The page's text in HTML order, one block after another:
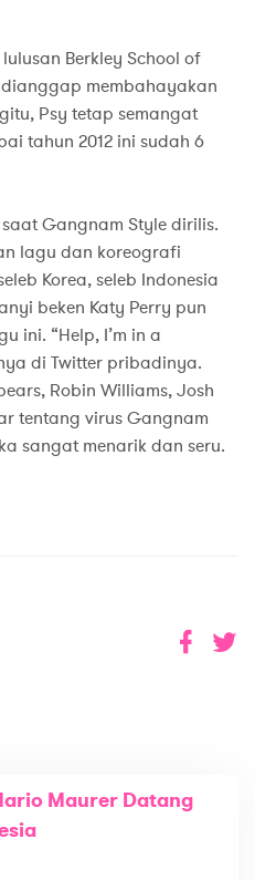
Berkley School of
membahayakan
Psy tetap semangat
tahun 2012 ini sudah 6
Gangnam Style dirilis.
lagu dan koreografi
Korea, seleb Indonesia
beken Katy Perry pun
ini. “Help, I’m in a
di Twitter pribadinya.
Robin Williams, Josh
tentang virus Gangnam
sangat menarik dan seru.
Maurer Datang